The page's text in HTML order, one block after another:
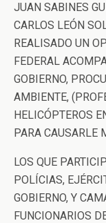
JUAN SABINES
CARLOS LEÓN
REALISADO UN
FEDERAL
GOBIERNO,
AMBIENTE,
HELICÓPTEROS
PARA CAUSARLE
LOS QUE
POLÍCIAS,
GOBIERNO, Y
FUNCIONARIOS